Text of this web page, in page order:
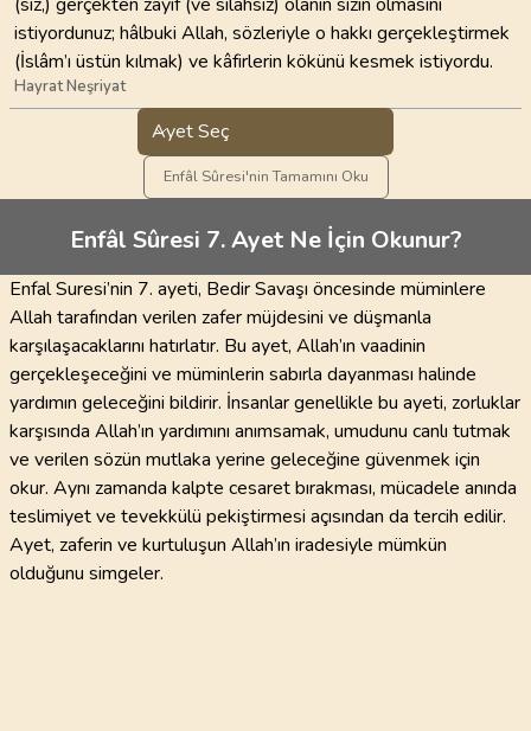
istiyordunuz; hâlbuki Allah, sözleriyle o hakkı gerçekleştirmek
(İslâm’ı üstün kılmak) ve kâfirlerin kökünü kesmek istiyordu.
Hayrat Neşriyat
Ayet Seç
Enfâl Sûresi'nin Tamamını Oku
Enfâl Sûresi 7. Ayet Ne İçin Okunur?
Enfal Suresi’nin 7. ayeti, Bedir Savaşı öncesinde müminlere
Allah tarafından verilen zafer müjdesini ve düşmanla
karşılaşacaklarını hatırlatır. Bu ayet, Allah’ın vaadinin
gerçekleşeceğini ve müminlerin sabırla dayanması halinde
yardımın geleceğini bildirir. İnsanlar genellikle bu ayeti, zorluklar
karşısında Allah’ın yardımını anımsamak, umudunu canlı tutmak
ve verilen sözün mutlaka yerine geleceğine güvenmek için
okur. Aynı zamanda kalpte cesaret bırakması, mücadele anında
teslimiyet ve tevekkülü pekiştirmesi açısından da tercih edilir.
Ayet, zaferin ve kurtuluşun Allah’ın iradesiyle mümkün
olduğunu simgeler.